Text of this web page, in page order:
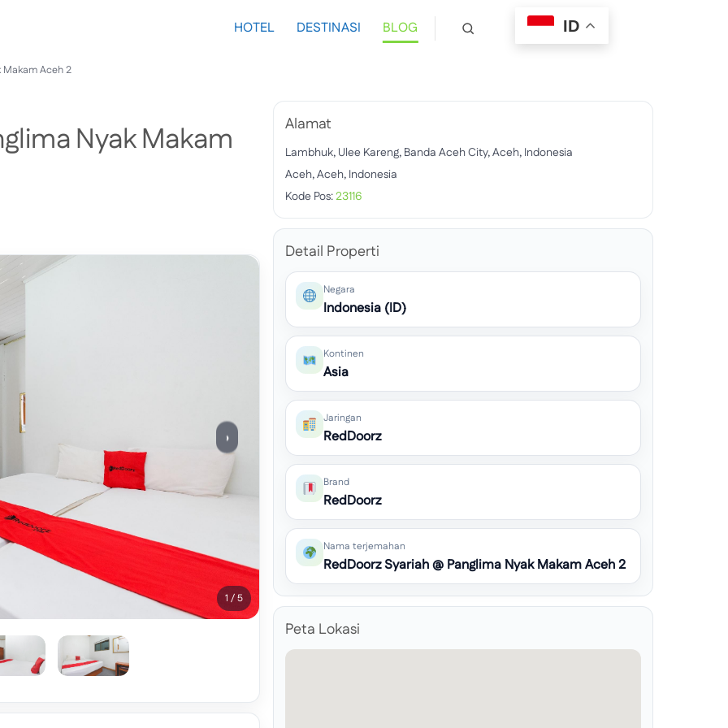
HOTEL DESTINASI BLOG ID
Makam Aceh 2
Nyak Makam
›
1 / 5
Alamat
Lambhuk, Ulee Kareng, Banda Aceh City, Aceh, Indonesia
Aceh, Aceh, Indonesia
Kode Pos:23116
Detail Properti
Negara
Indonesia (ID)
Kontinen
Asia
Jaringan
RedDoorz
Brand
RedDoorz
Nama terjemahan
RedDoorz Syariah @ Panglima Nyak Makam Aceh 2
Peta Lokasi